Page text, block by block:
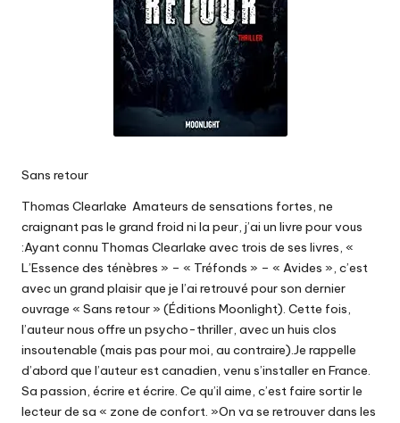
Sans retour
Thomas Clearlake Amateurs de sensations fortes, ne
craignant pas le grand froid ni la peur, j’ai un livre pour vous
:Ayant connu Thomas Clearlake avec trois de ses livres, «
L’Essence des ténèbres » – « Tréfonds » – « Avides », c’est
avec un grand plaisir que je l’ai retrouvé pour son dernier
ouvrage « Sans retour » (Éditions Moonlight). Cette fois,
l’auteur nous offre un psycho-thriller, avec un huis clos
insoutenable (mais pas pour moi, au contraire).Je rappelle
d’abord que l’auteur est canadien, venu s’installer en France.
Sa passion, écrire et écrire. Ce qu’il aime, c’est faire sortir le
lecteur de sa « zone de confort. »On va se retrouver dans les